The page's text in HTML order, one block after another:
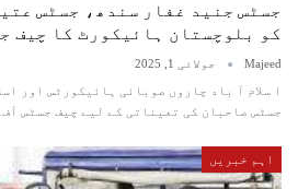
جسٹس جنید غفار سندھ، جسٹس
کو بلوچستان ہائیکورٹ کا چیف
Majeed جولائی 1, 2025
ا سلام آ باد چاروں صوبائی ہائیکورٹس اور
جسٹس صاحبان کی تعیناتی کے لیے چیف جسٹس
اہم خبریں